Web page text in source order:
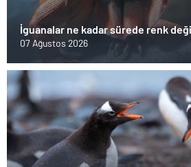
İguanalar ne kadar sürede renk
burada…
07 Ağustos 2026